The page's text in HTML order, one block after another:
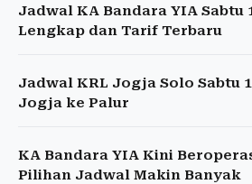
Jadwal KA Bandara YIA Sabtu
Lengkap dan Tarif Terbaru
Jadwal KRL Jogja Solo Sabtu
Jogja ke Palur
KA Bandara YIA Kini
Pilihan Jadwal Makin Banyak